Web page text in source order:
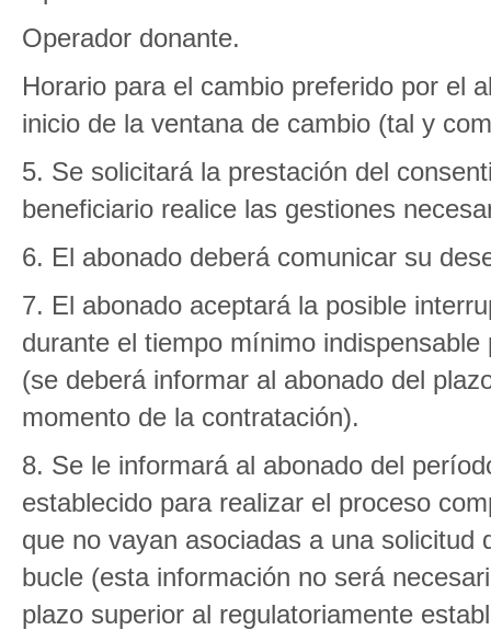
Operador donante.
Horario para el cambio preferido por el
inicio de la ventana de cambio (tal y
5. Se solicitará la prestación del
beneficiario realice las gestiones
6. El abonado deberá comunicar su
7. El abonado aceptará la posible
durante el tiempo mínimo
(se deberá informar al abonado del
momento de la contratación).
8. Se le informará al abonado del
establecido para realizar el proceso
que no vayan asociadas a una
bucle (esta información no será
plazo superior al regulatoriamente